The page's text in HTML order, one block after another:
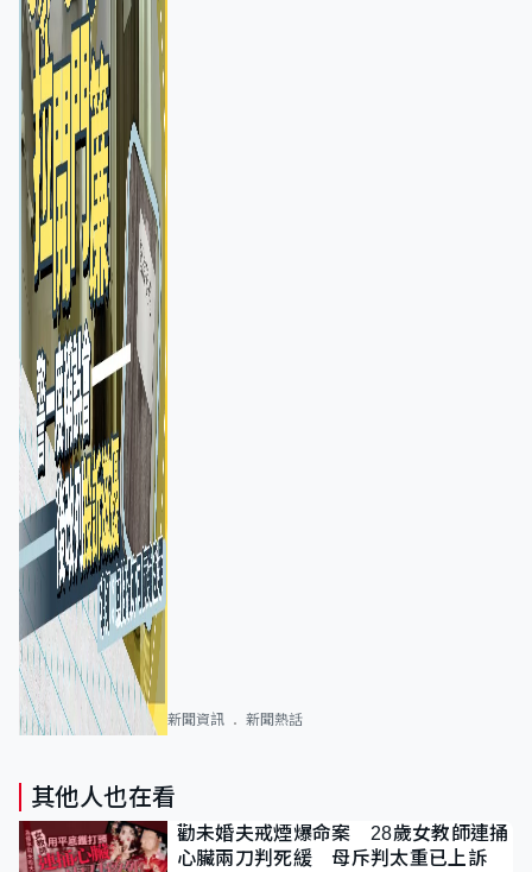
新聞資訊 新聞熱話
其他人也在看
勸未婚夫戒煙爆命案 28歲女教師連捅
心臟兩刀判死緩 母斥判太重已上訴